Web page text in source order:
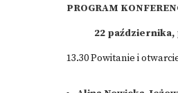
PROGRAM
22 października,
13.30 Powitanie i